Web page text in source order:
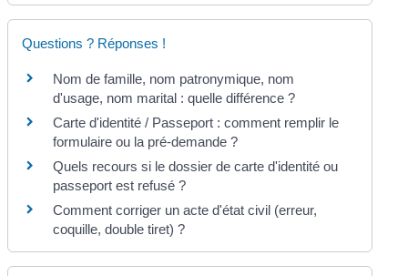
Questions ? Réponses !
Nom de famille, nom patronymique, nom
d'usage, nom marital : quelle différence ?
Carte d'identité / Passeport : comment remplir le
formulaire ou la pré-demande ?
Quels recours si le dossier de carte d'identité ou
passeport est refusé ?
Comment corriger un acte d'état civil (erreur,
coquille, double tiret) ?